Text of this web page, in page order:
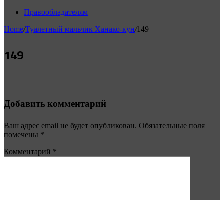
Правообладателям
Home/Туалетный мальчик Ханако-кун/149
149
Добавить комментарий
Ваш адрес email не будет опубликован. Обязательные поля
помечены *
Комментарий *